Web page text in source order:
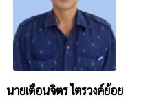
นายเตือนจิตร ไตรวงค์ย้อย